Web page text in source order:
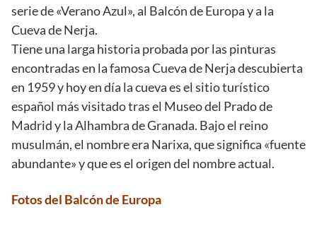
serie de «Verano Azul», al Balcón de Europa y a la
Cueva de Nerja.
Tiene una larga historia probada por las pinturas
encontradas en la famosa Cueva de Nerja descubierta
en 1959 y hoy en día la cueva es el sitio turístico
español más visitado tras el Museo del Prado de
Madrid y la Alhambra de Granada. Bajo el reino
musulmán, el nombre era Narixa, que significa «fuente
abundante» y que es el origen del nombre actual.
Fotos del Balcón de Europa